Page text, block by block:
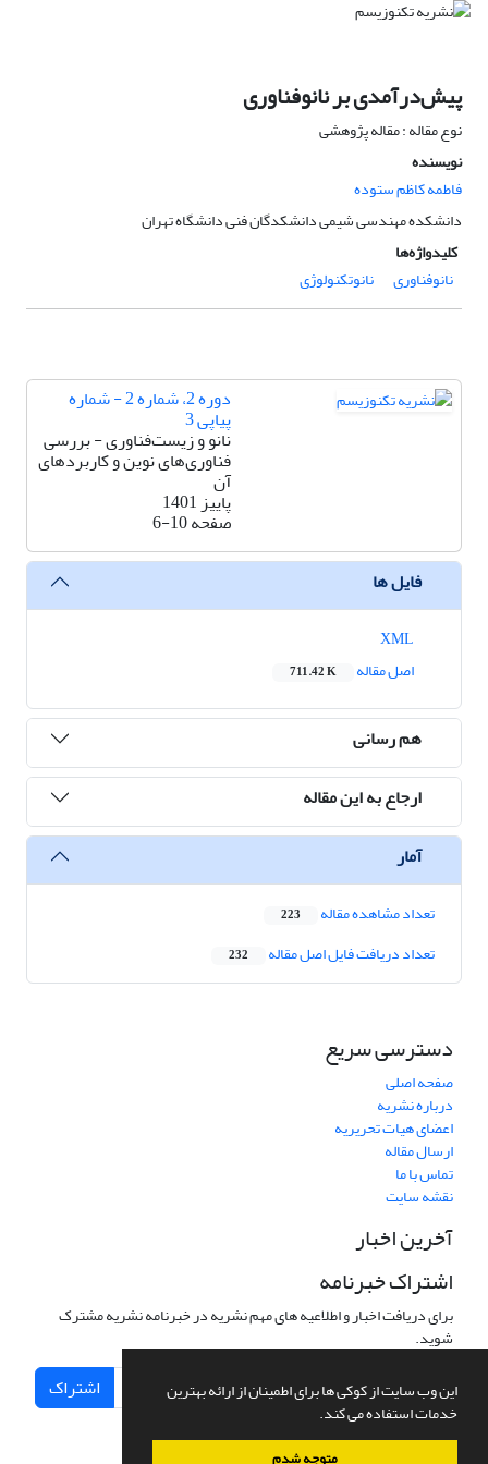
این وب سایت از کوکی ها برای اطمینان از ارائه بهترین
خدمات استفاده می کند.
متوجه شدم
پیش‌درآمدی بر نانوفناوری
نوع مقاله : مقاله پژوهشی
نویسنده
فاطمه کاظم ستوده
دانشکده مهندسی شیمی دانشکدگان فنی دانشگاه تهران
کلیدواژه‌ها
نانوفناوری
نانوتکنولوژی
دوره 2، شماره 2 - شماره
پیاپی 3
نانو و زیست‌فناوری - بررسی
فناوری‌های نوین و کاربردهای
آن
پاییز 1401
صفحه6-10
فایل ها
اصل مقاله
711.42 K
هم رسانی
ارجاع به این مقاله
آمار
تعداد مشاهده مقاله 223
تعداد دریافت فایل اصل مقاله 232
دسترسی سریع
صفحه اصلی
درباره نشریه
اعضای هیات تحریریه
ارسال مقاله
تماس با ما
نقشه سایت
آخرین اخبار
اشتراک خبرنامه
برای دریافت اخبار و اطلاعیه های مهم نشریه در خبرنامه نشریه مشترک
شوید.
اشتراک